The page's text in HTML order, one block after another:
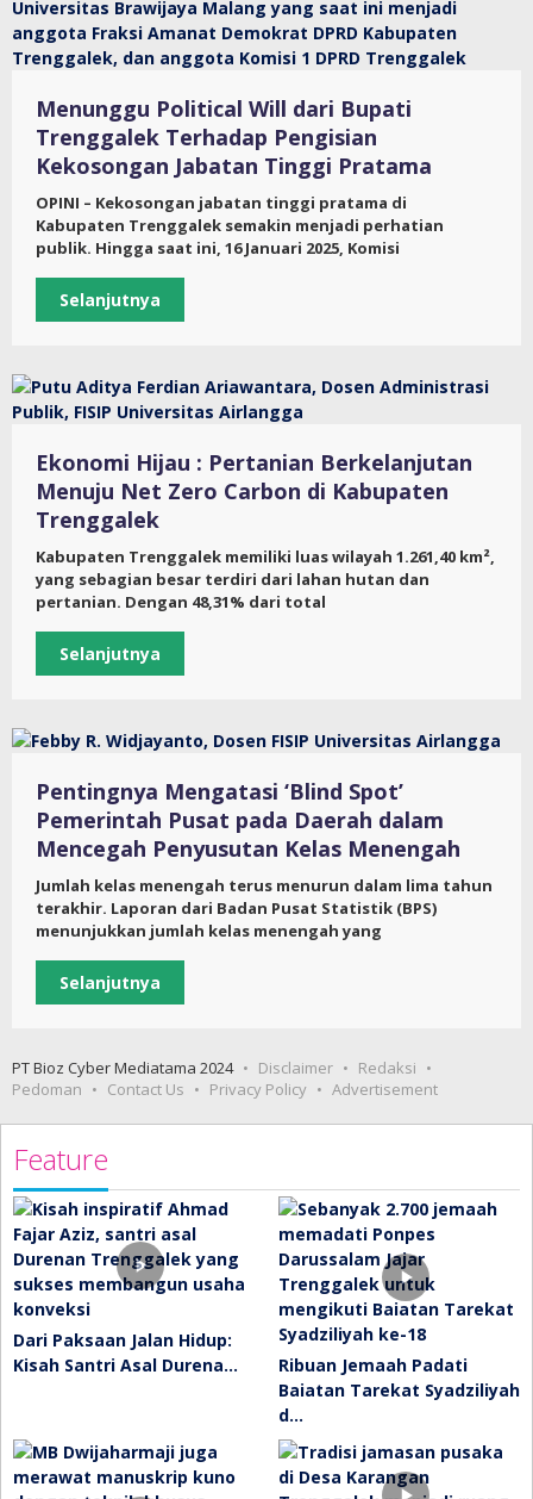
Menunggu Political Will dari Bupati
Trenggalek Terhadap Pengisian
Kekosongan Jabatan Tinggi Pratama
OPINI – Kekosongan jabatan tinggi pratama di
Kabupaten Trenggalek semakin menjadi perhatian
publik. Hingga saat ini, 16 Januari 2025, Komisi
Selanjutnya
Ekonomi Hijau : Pertanian Berkelanjutan
Menuju Net Zero Carbon di Kabupaten
Trenggalek
Kabupaten Trenggalek memiliki luas wilayah 1.261,40 km²,
yang sebagian besar terdiri dari lahan hutan dan
pertanian. Dengan 48,31% dari total
Selanjutnya
Pentingnya Mengatasi ‘Blind Spot’
Pemerintah Pusat pada Daerah dalam
Mencegah Penyusutan Kelas Menengah
Jumlah kelas menengah terus menurun dalam lima tahun
terakhir. Laporan dari Badan Pusat Statistik (BPS)
menunjukkan jumlah kelas menengah yang
Selanjutnya
PT Bioz Cyber Mediatama 2024 Disclaimer
Redaksi
Pedoman
Contact Us Privacy Policy Advertisement
Feature
Dari Paksaan Jalan Hidup:
Kisah Santri Asal Durena…
Ribuan Jemaah Padati
Baiatan Tarekat Syadziliyah
d…